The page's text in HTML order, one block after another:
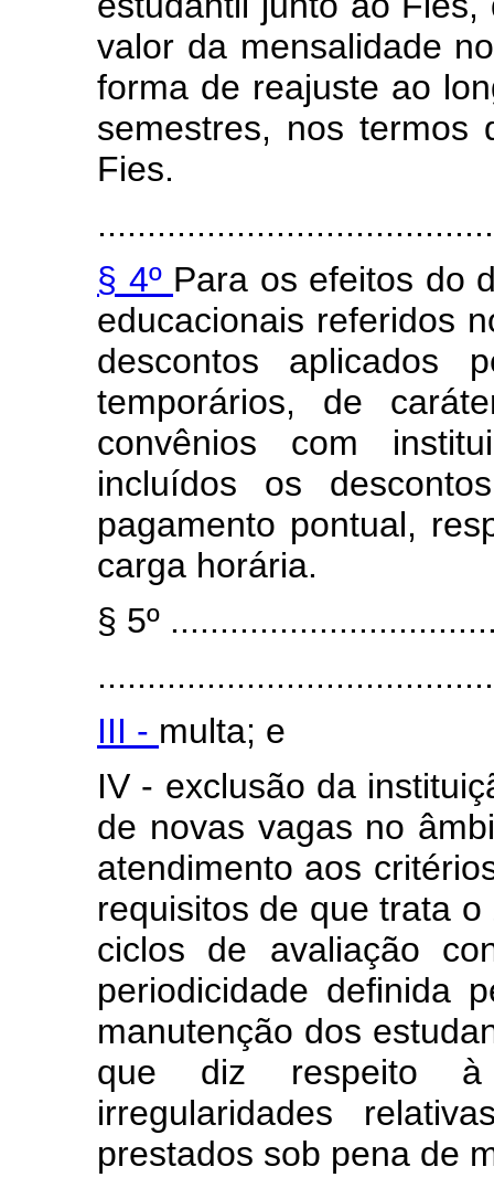
valor da mensalidade
forma de reajuste ao
semestres, nos termos
Fies.
§ 4º Para os efeitos do
educacionais referidos
descontos aplicados
temporários, de
convênios com
incluídos os
pagamento pontual,
carga horária.
§ 5º
III - multa; e
IV - exclusão da
de novas vagas no
atendimento aos
requisitos de que trata o
ciclos de avaliação
periodicidade definida
manutenção dos
que diz respeito
irregularidades
prestados sob pena de